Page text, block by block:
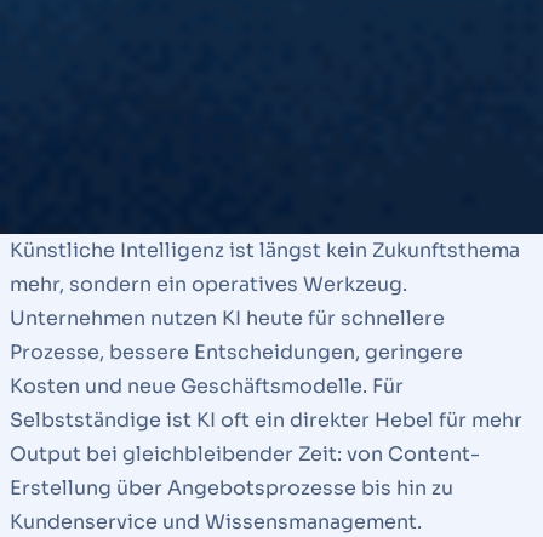
Künstliche Intelligenz ist längst kein Zukunftsthema
mehr, sondern ein operatives Werkzeug.
Unternehmen nutzen KI heute für schnellere
Prozesse, bessere Entscheidungen, geringere
Kosten und neue Geschäftsmodelle. Für
Selbstständige ist KI oft ein direkter Hebel für mehr
Output bei gleichbleibender Zeit: von Content-
Erstellung über Angebotsprozesse bis hin zu
Kundenservice und Wissensmanagement.